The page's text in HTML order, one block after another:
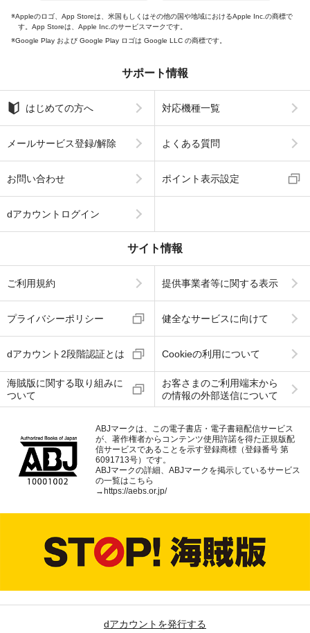
Appleのロゴ、App Storeは、米国もしくはその他の国や地域におけるApple Inc.の商標で
す。App Storeは、Apple Inc.のサービスマークです。
Google Play および Google Play ロゴは Google LLC の商標です。
サポート情報
はじめての方へ 対応機種一覧
メールサービス登録/解除 よくある質問
お問い合わせ ポイント表示設定
dアカウントログイン
サイト情報
ご利用規約 提供事業者等に関する表示
プライバシーポリシー 健全なサービスに向けて
dアカウント2段階認証とは Cookieの利用について
海賊版に関する取り組みに
ついて
お客さまのご利用端末から
の情報の外部送信について
ABJマークは、この電子書店・電子書籍配信サービス
が、著作権者からコンテンツ使用許諾を得た正規版配
信サービスであることを示す登録商標（登録番号 第
6091713号）です。
ABJマークの詳細、ABJマークを掲示しているサービス
の一覧はこちら
→ https://aebs.or.jp/
dアカウントを発行する